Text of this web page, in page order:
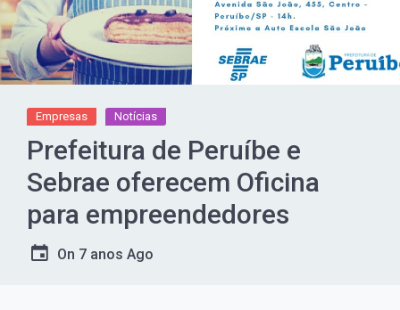
Empresas Notícias
Prefeitura de Peruíbe e
Sebrae oferecem Oficina
para empreendedores
On 7 anos Ago